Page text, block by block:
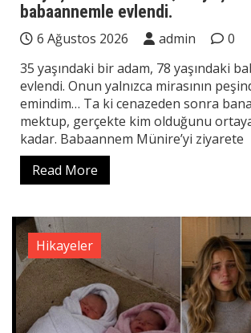
babaannemle evlendi.
6 Ağustos 2026 admin
0
35 yaşındaki bir adam, 78 yaşındaki
evlendi. Onun yalnızca mirasının
emindim… Ta ki cenazeden sonra bana
mektup, gerçekte kim olduğunu
kadar. Babaannem Münire’yi ziyarete
Read More
Hikayeler